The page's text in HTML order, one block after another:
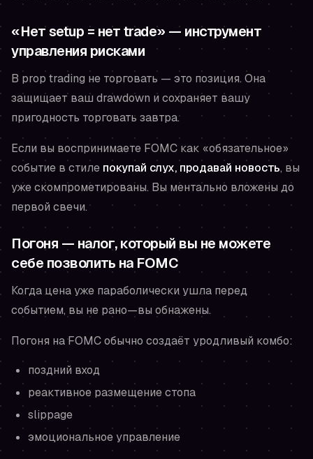
«Нет setup = нет trade» — инструмент
управления рисками
В prop trading не торговать — это позиция. Она
защищает ваш drawdown и сохраняет вашу
пригодность торговать завтра.
Если вы воспринимаете FOMC как «обязательное»
событие в стиле покупай слух, продавай новость, вы
уже скомпрометированы. Вы ментально вложены до
первой свечи.
Погоня — налог, который вы не можете
себе позволить на FOMC
Когда цена уже параболически ушла перед
событием, вы не рано—вы обнажены.
Погоня на FOMC обычно создаёт уродливый комбо:
поздний вход
реактивное размещение стопа
slippage
эмоциональное управление